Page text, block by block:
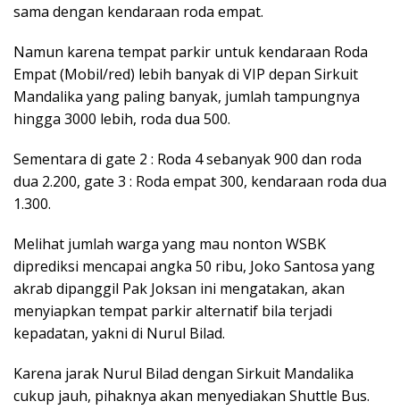
sama dengan kendaraan roda empat.
Namun karena tempat parkir untuk kendaraan Roda
Empat (Mobil/red) lebih banyak di VIP depan Sirkuit
Mandalika yang paling banyak, jumlah tampungnya
hingga 3000 lebih, roda dua 500.
Sementara di gate 2 : Roda 4 sebanyak 900 dan roda
dua 2.200, gate 3 : Roda empat 300, kendaraan roda dua
1.300.
Melihat jumlah warga yang mau nonton WSBK
diprediksi mencapai angka 50 ribu, Joko Santosa yang
akrab dipanggil Pak Joksan ini mengatakan, akan
menyiapkan tempat parkir alternatif bila terjadi
kepadatan, yakni di Nurul Bilad.
Karena jarak Nurul Bilad dengan Sirkuit Mandalika
cukup jauh, pihaknya akan menyediakan Shuttle Bus.